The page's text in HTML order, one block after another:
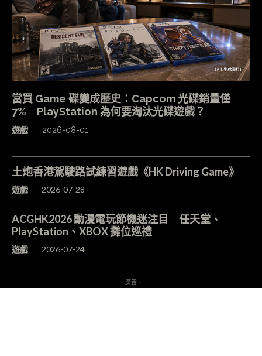
當買 Game 碟變成歷史：Capcom 光碟銷量僅
7% PlayStation 為何要淘汰光碟遊戲？
遊戲 2026-08-01
土炮香港駕駛路試練習遊戲《HK Driving Game》
遊戲 2026-07-28
ACGHK2026 動漫電玩節機迷注目 任天堂、
PlayStation、XBOX 攤位巡禮
遊戲 2026-07-24
- 廣告 -